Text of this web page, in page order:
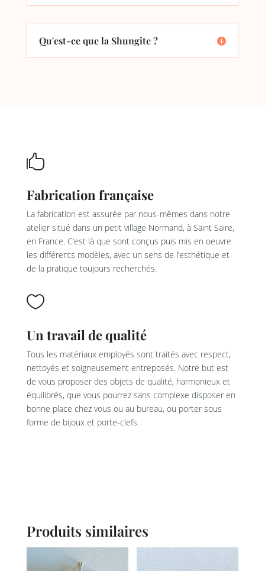
Qu'est-ce que la Shungite ?

Fabrication française
La fabrication est assurée par nous-mêmes dans notre
atelier situé dans un petit village Normand, à Saint Saire,
en France. C’est là que sont conçus puis mis en oeuvre
les différents modèles, avec un sens de l’esthétique et
de la pratique toujours recherchés.

Un travail de qualité
Tous les matériaux employés sont traités avec respect,
nettoyés et soigneusement entreposés. Notre but est
de vous proposer des objets de qualité, harmonieux et
équilibrés, que vous pourrez sans complexe disposer en
bonne place chez vous ou au bureau, ou porter sous
forme de bijoux et porte-clefs.
Produits similaires